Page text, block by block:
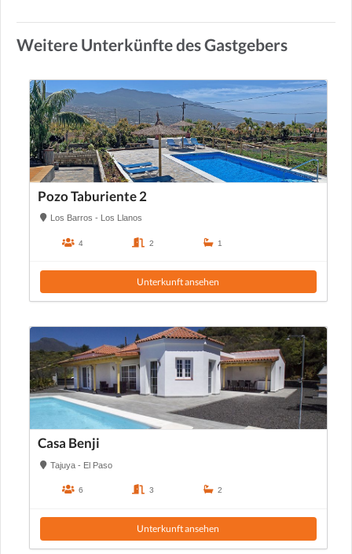
Weitere Unterkünfte des Gastgebers
Pozo Taburiente 2
Los Barros - Los Llanos
4 2 1
Unterkunft ansehen
Casa Benji
Tajuya - El Paso
6 3 2
Unterkunft ansehen